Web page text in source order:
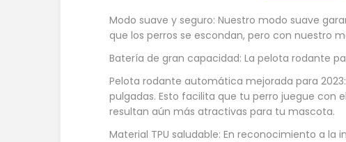
Modo suave y seguro: Nuestro modo suave
que los perros se escondan, pero con nuestro
Batería de gran capacidad: La pelota rodante
Pelota rodante automática mejorada para
pulgadas. Esto facilita que tu perro juegue con
resultan aún más atractivas para tu mascota.
Material TPU saludable: En reconocimiento a